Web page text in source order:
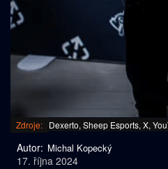
Zdroje: Dexerto, Sheep Esports, X,
Autor: Michal Kopecký
17. října 2024